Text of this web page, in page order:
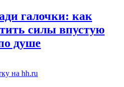
галочки: как
силы впустую
душе